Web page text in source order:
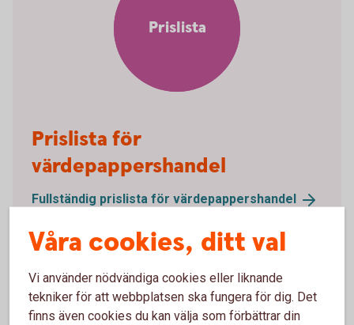
Prislista
Prislista för
värdepappershandel
Fullständig prislista för värdepappershandel
LEI – Legal Entity Identifier
Våra cookies, ditt val
Vi använder nödvändiga cookies eller liknande
tekniker för att webbplatsen ska fungera för dig. Det
finns även cookies du kan välja som förbättrar din